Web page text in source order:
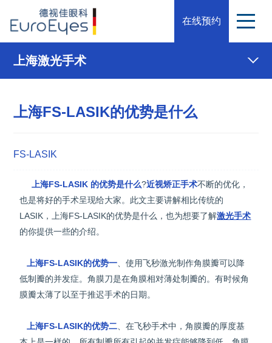
在线预约
上海激光手术
上海FS-LASIK的优势是什么
FS-LASIK
上海FS-LASIK 的优势是什么?近视矫正手术不断的优化，
也是将好的手术呈现给大家。此文主要讲解相比传统的
LASIK，上海FS-LASIK的优势是什么，也为想要了解激光手术
的你提供一些的介绍。
上海FS-LASIK的优势一 、使用飞秒激光制作角膜瓣可以降
低制瓣的并发症。角膜刀是在角膜相对薄处制瓣的。有时候角
膜瓣太薄了以至于推迟手术的日期。
上海FS-LASIK的优势二 、在飞秒手术中，角膜瓣的厚度基